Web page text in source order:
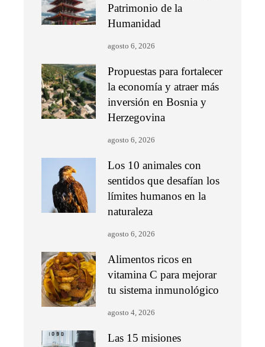
Patrimonio de la
Humanidad
agosto 6, 2026
Propuestas para fortalecer
la economía y atraer más
inversión en Bosnia y
Herzegovina
agosto 6, 2026
Los 10 animales con
sentidos que desafían los
límites humanos en la
naturaleza
agosto 6, 2026
Alimentos ricos en
vitamina C para mejorar
tu sistema inmunológico
agosto 4, 2026
Las 15 misiones